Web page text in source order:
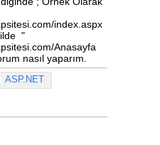
index.aspx
"
Anasayfa
nasıl yaparım.
ASP.NET